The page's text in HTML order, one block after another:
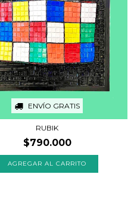
ENVÍO GRATIS
RUBIK
$790.000